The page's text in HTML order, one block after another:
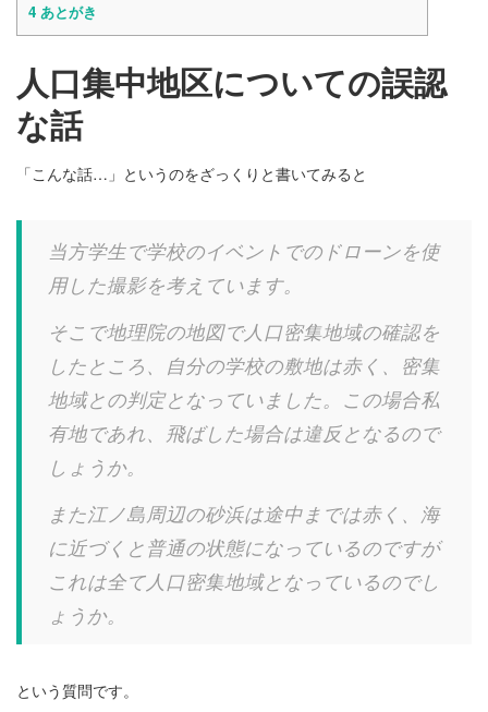
4 あとがき
人口集中地区についての誤認
な話
「こんな話…」というのをざっくりと書いてみると
当方学生で学校のイベントでのドローンを使
用した撮影を考えています。
そこで地理院の地図で人口密集地域の確認を
したところ、 自分の学校の敷地は赤く、密集
地域との判定となっていました。 この場合私
有地であれ、飛ばした場合は違反となるので
しょうか。
また江ノ島周辺の砂浜は途中までは赤く、 海
に近づくと普通の状態になっているのですが
これは全て人口密集地域となっているのでし
ょうか。
という質問です。